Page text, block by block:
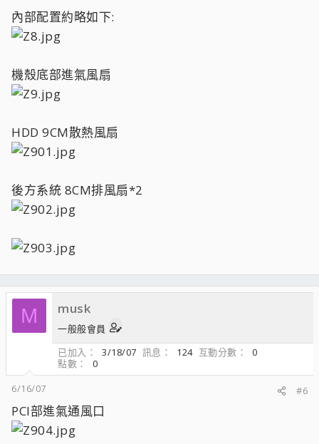
內部配置約略如下:
機殼底部進氣風扇
HDD 9CM散熱風扇
後方系統 8CM排風扇*2
M musk
一般般會員
已加入
3/18/07 訊息 124 互動分數
0
點數
0
6/16/07
#6
PCI部進氣通風口